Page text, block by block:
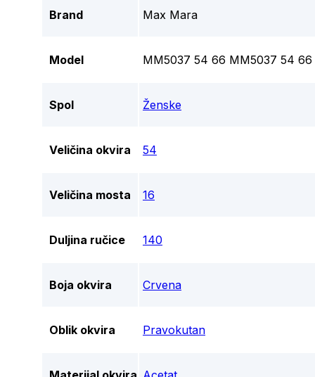
Brand Max Mara
Model MM5037 54 66 MM5037 54 66
Spol Ženske
Veličina okvira 54
Veličina mosta 16
Duljina ručice 140
Boja okvira Crvena
Oblik okvira Pravokutan